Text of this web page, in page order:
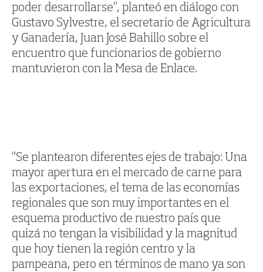
poder desarrollarse”, planteó en diálogo con
Gustavo Sylvestre, el secretario de Agricultura
y Ganadería, Juan José Bahillo sobre el
encuentro que funcionarios de gobierno
mantuvieron con la Mesa de Enlace.
“Se plantearon diferentes ejes de trabajo: Una
mayor apertura en el mercado de carne para
las exportaciones, el tema de las economías
regionales que son muy importantes en el
esquema productivo de nuestro país que
quizá no tengan la visibilidad y la magnitud
que hoy tienen la región centro y la
pampeana, pero en términos de mano ya son